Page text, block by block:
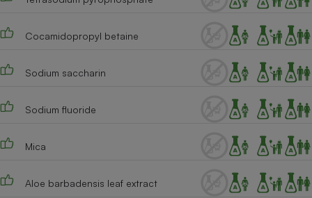
Cocamidopropyl betaine
Sodium saccharin
Sodium fluoride
Mica
Aloe barbadensis leaf extract
Robot ménager